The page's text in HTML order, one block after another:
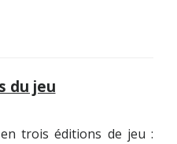
du jeu
trois éditions de jeu :